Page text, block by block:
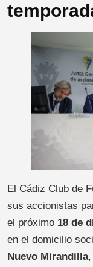
El Cádiz Club de
sus accionistas
el próximo 18 de
en el domicilio
Nuevo Mirandilla,